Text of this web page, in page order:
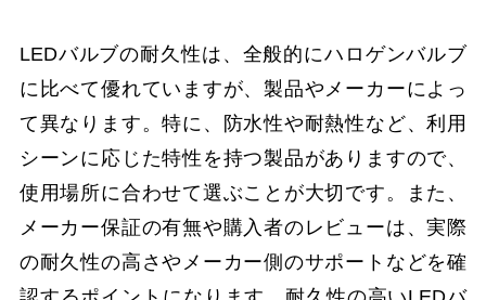
LEDバルブの耐久性は、全般的にハロゲンバルブ
に比べて優れていますが、製品やメーカーによっ
て異なります。特に、防水性や耐熱性など、利用
シーンに応じた特性を持つ製品がありますので、
使用場所に合わせて選ぶことが大切です。また、
メーカー保証の有無や購入者のレビューは、実際
の耐久性の高さやメーカー側のサポートなどを確